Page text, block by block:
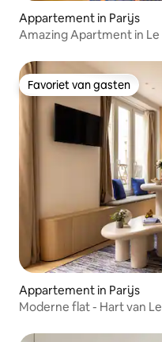
Appartement in Parijs
Amazing Apartment in Le
Favoriet van gasten
Favoriet van gasten
Appartement in Parijs
Moderne flat - Hart van